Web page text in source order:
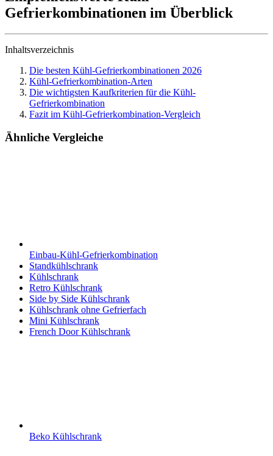
Gefrierkombinationen im Überblick
Inhaltsverzeichnis
Die besten Kühl-Gefrierkombinationen 2026
Kühl-Gefrierkombination-Arten
Die wichtigsten Kaufkriterien für die Kühl-
Gefrierkombination
Fazit im Kühl-Gefrierkombination-Vergleich
Ähnliche Vergleiche
Einbau-Kühl-Gefrierkombination
Standkühlschrank
Kühlschrank
Retro Kühlschrank
Side by Side Kühlschrank
Kühlschrank ohne Gefrierfach
Mini Kühlschrank
French Door Kühlschrank
Beko Kühlschrank